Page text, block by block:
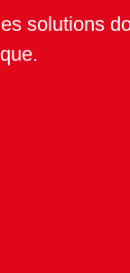
solutions